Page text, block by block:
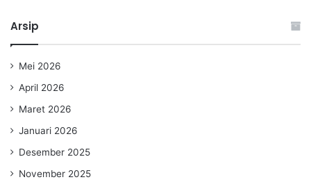
Arsip
Mei 2026
April 2026
Maret 2026
Januari 2026
Desember 2025
November 2025